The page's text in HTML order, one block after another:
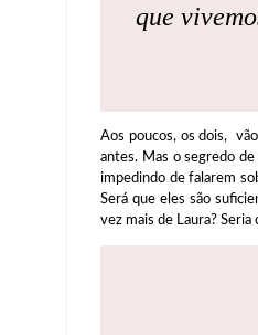
que
Aos poucos, os dois,
antes. Mas o segredo
impedindo de falarem
Será que eles são
vez mais de Laura?